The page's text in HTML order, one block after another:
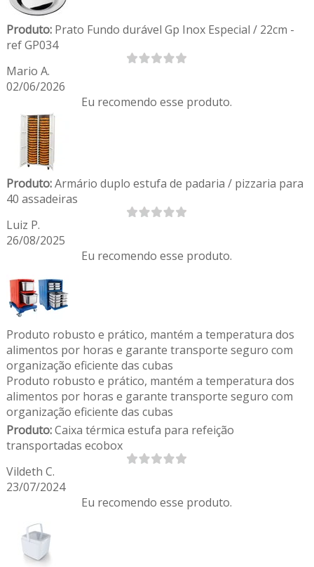
Produto:Prato Fundo durável Gp Inox Especial / 22cm -
ref GP034
Mario A.
02/06/2026
Eu recomendo esse produto.
Produto:Armário duplo estufa de padaria / pizzaria para
40 assadeiras
Luiz P.
26/08/2025
Eu recomendo esse produto.
Produto robusto e prático, mantém a temperatura dos
alimentos por horas e garante transporte seguro com
organização eficiente das cubas
Produto robusto e prático, mantém a temperatura dos
alimentos por horas e garante transporte seguro com
organização eficiente das cubas
Produto:Caixa térmica estufa para refeição
transportadas ecobox
Vildeth C.
23/07/2024
Eu recomendo esse produto.